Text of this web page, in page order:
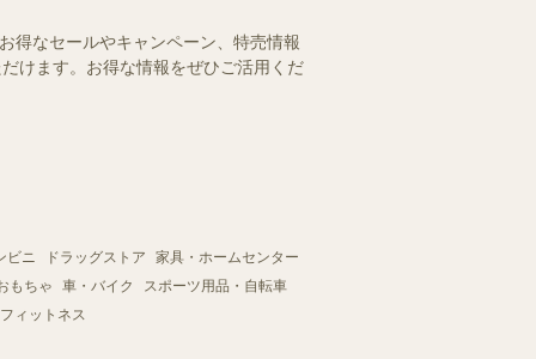
得なセールやキャンペーン、特売情報
けます。お得な情報をぜひご活用くだ
ビニ ドラッグストア
家具・ホームセンター
もちゃ 車・バイク
スポーツ用品・自転車
ィットネス